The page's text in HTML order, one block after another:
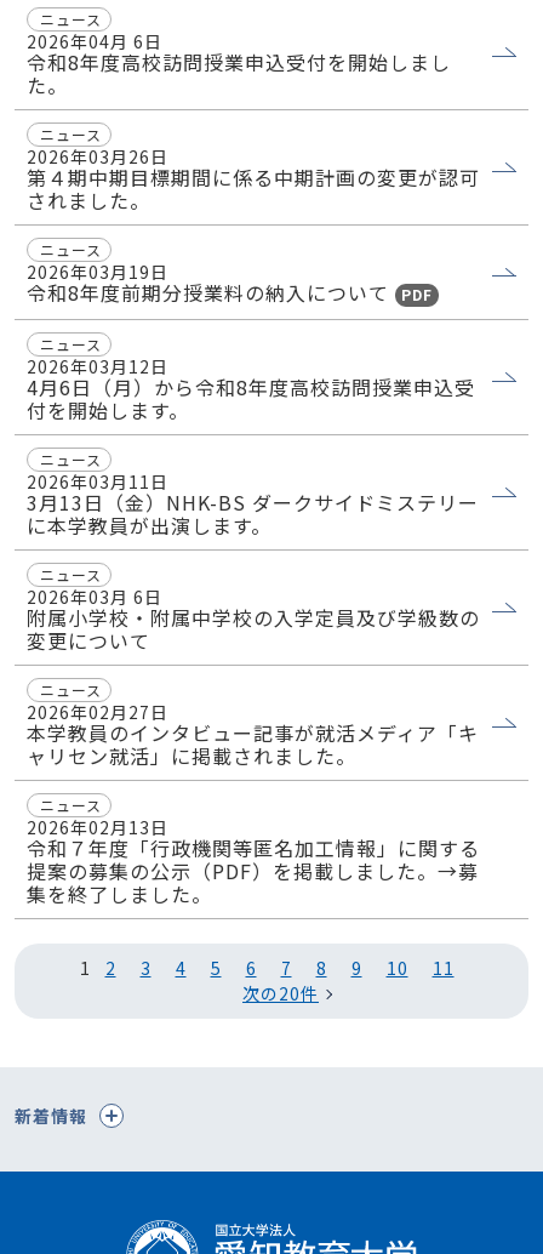
ニュース
2026年04月 6日
令和8年度高校訪問授業申込受付を開始しまし
た。
ニュース
2026年03月26日
第４期中期目標期間に係る中期計画の変更が認可
されました。
ニュース
2026年03月19日
令和8年度前期分授業料の納入について PDF
ニュース
2026年03月12日
4月6日（月）から令和8年度高校訪問授業申込受
付を開始します。
ニュース
2026年03月11日
3月13日（金）NHK-BS ダークサイドミステリー
に本学教員が出演します。
ニュース
2026年03月 6日
附属小学校・附属中学校の入学定員及び学級数の
変更について
ニュース
2026年02月27日
本学教員のインタビュー記事が就活メディア「キ
ャリセン就活」に掲載されました。
ニュース
2026年02月13日
令和７年度「行政機関等匿名加工情報」に関する
提案の募集の公示（PDF）を掲載しました。→募
集を終了しました。
1 2 3 4 5 6 7 8 9 10
11
次の20件
新着情報